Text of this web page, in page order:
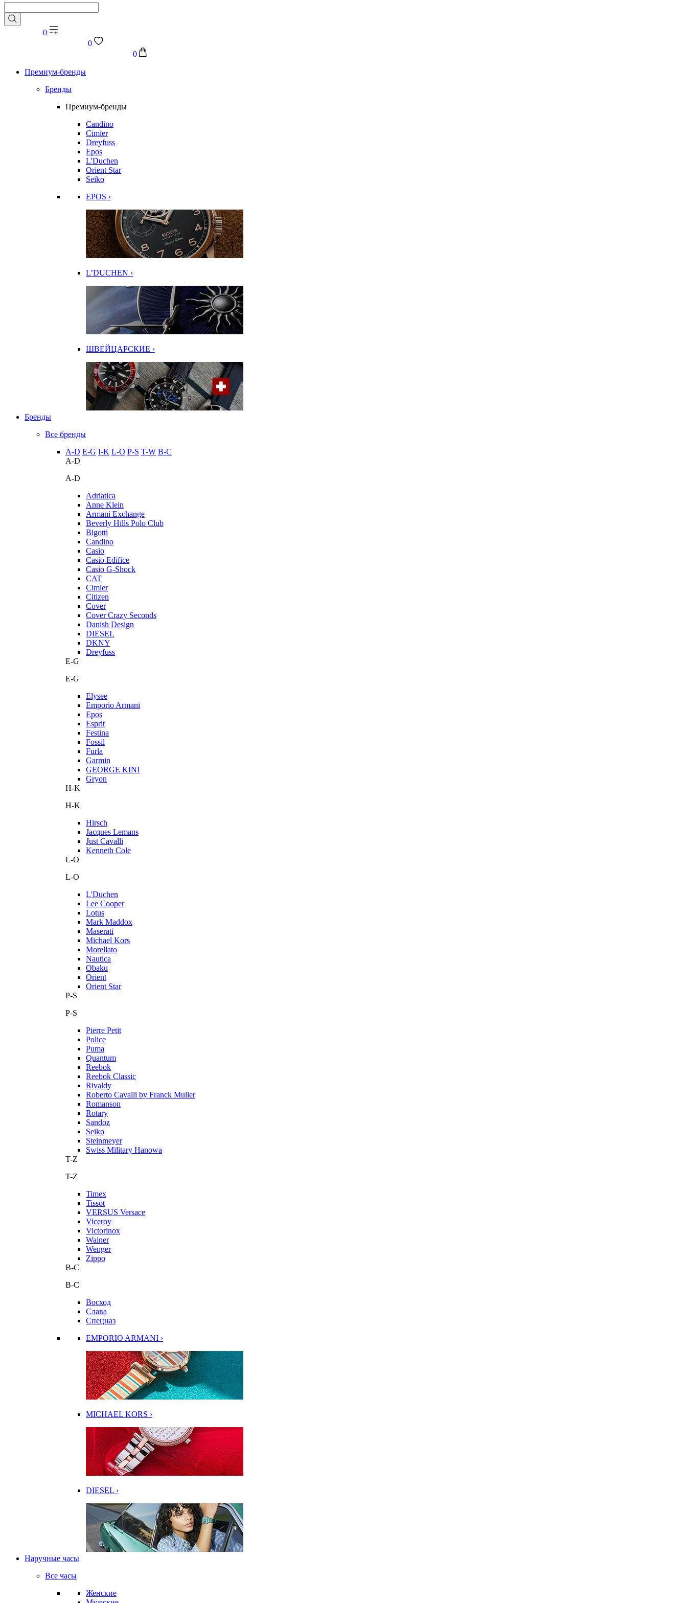
0
0
0
Премиум-бренды
Бренды
Премиум-бренды
Candino
Cimier
Dreyfuss
Epos
L'Duchen
Orient Star
Seiko
EPOS ›
L’DUCHEN ›
ШВЕЙЦАРСКИЕ ›
Бренды
Все бренды
A-D E-G I-K L-O P-S T-W В-С
A-D
A-D
Adriatica
Anne Klein
Armani Exchange
Beverly Hills Polo Club
Bigotti
Candino
Casio
Casio Edifice
Casio G-Shock
CAT
Cimier
Citizen
Cover
Cover Crazy Seconds
Danish Design
DIESEL
DKNY
Dreyfuss
E-G
E-G
Elysee
Emporio Armani
Epos
Esprit
Festina
Fossil
Furla
Garmin
GEORGE KINI
Gryon
H-K
H-K
Hirsch
Jacques Lemans
Just Cavalli
Kenneth Cole
L-O
L-O
L'Duchen
Lee Cooper
Lotus
Mark Maddox
Maserati
Michael Kors
Morellato
Nautica
Obaku
Orient
Orient Star
P-S
P-S
Pierre Petit
Police
Puma
Quantum
Reebok
Reebok Classic
Rivaldy
Roberto Cavalli by Franck Muller
Romanson
Rotary
Sandoz
Seiko
Steinmeyer
Swiss Military Hanowa
T-Z
T-Z
Timex
Tissot
VERSUS Versace
Viceroy
Victorinox
Wainer
Wenger
Zippo
В-С
В-С
Восход
Слава
Спецназ
EMPORIO ARMANI ›
MICHAEL KORS ›
DIESEL ›
Наручные часы
Все часы
Женские